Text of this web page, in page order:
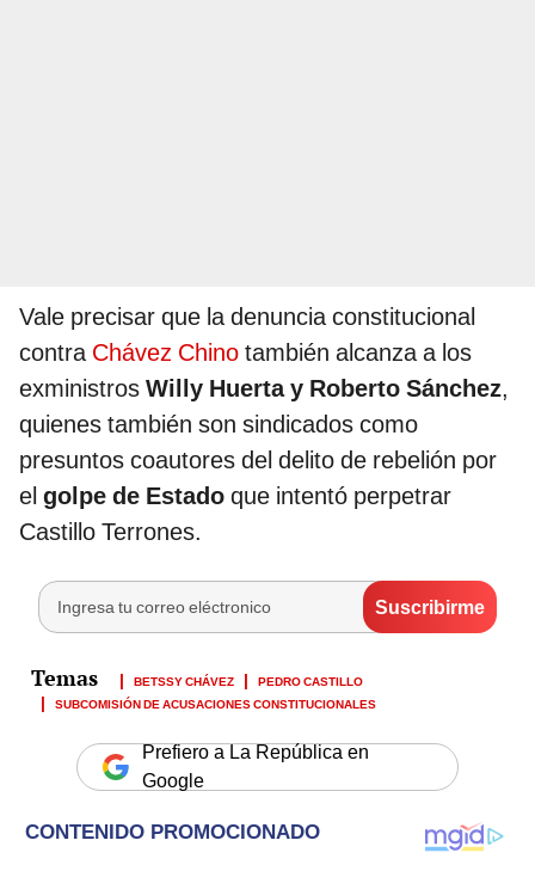
Vale precisar que la denuncia constitucional
contra Chávez Chino también alcanza a los
exministros Willy Huerta y Roberto Sánchez,
quienes también son sindicados como
presuntos coautores del delito de rebelión por
el golpe de Estado que intentó perpetrar
Castillo Terrones.
BETSSY CHÁVEZ
PEDRO CASTILLO
SUBCOMISIÓN DE ACUSACIONES CONSTITUCIONALES
Prefiero a La República en
Google